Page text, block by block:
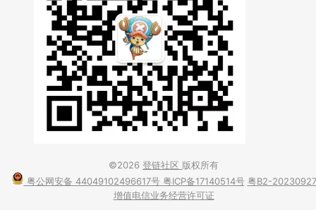
©2026 登链社区 版权所有
粤公网安备 44049102496617号 粤ICP备17140514号 粤B2-20230927
增值电信业务经营许可证